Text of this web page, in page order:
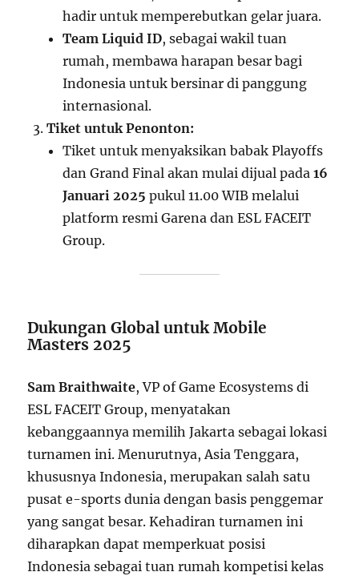
hadir untuk memperebutkan gelar juara.
Team Liquid ID, sebagai wakil tuan
rumah, membawa harapan besar bagi
Indonesia untuk bersinar di panggung
internasional.
Tiket untuk Penonton:
Tiket untuk menyaksikan babak Playoffs
dan Grand Final akan mulai dijual pada16
Januari 2025 pukul 11.00 WIB melalui
platform resmi Garena dan ESL FACEIT
Group.
Dukungan Global untuk Mobile
Masters 2025
Sam Braithwaite, VP of Game Ecosystems di
ESL FACEIT Group, menyatakan
kebanggaannya memilih Jakarta sebagai lokasi
turnamen ini. Menurutnya, Asia Tenggara,
khususnya Indonesia, merupakan salah satu
pusat e-sports dunia dengan basis penggemar
yang sangat besar. Kehadiran turnamen ini
diharapkan dapat memperkuat posisi
Indonesia sebagai tuan rumah kompetisi kelas